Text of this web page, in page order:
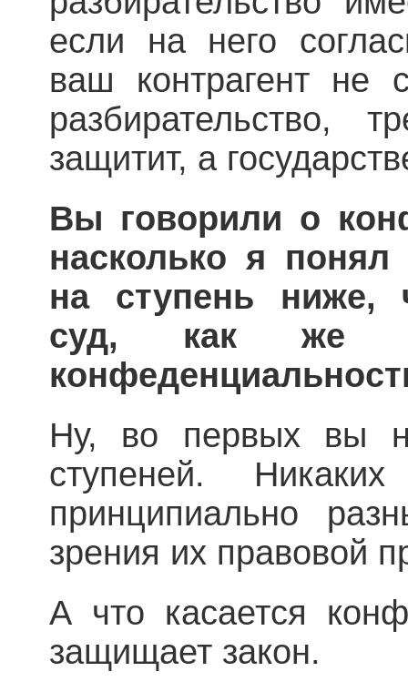
если на него
ваш контрагент не
разбирательство,
защитит, а
Вы говорили о
насколько я понял
на ступень ниже,
суд, как же
Ну, во первых вы
ступеней.
принципиально
зрения их правовой
А что касается
защищает закон.